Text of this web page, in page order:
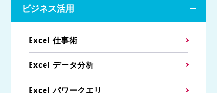
ビジネス活用
Excel 仕事術
Excel データ分析
Excel パワークエリ